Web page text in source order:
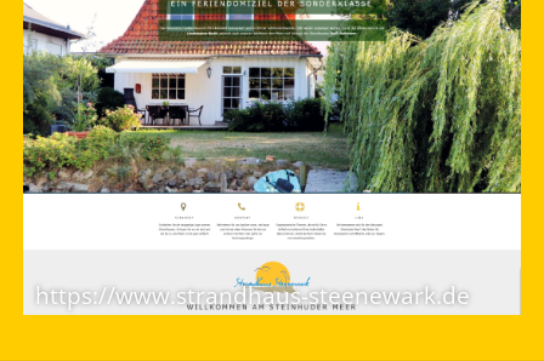
https://www.strandhaus-steenewark.de